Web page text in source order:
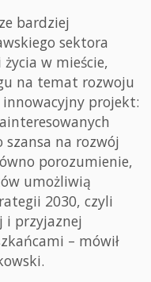
bardziej
sektora
życia w mieście,
na temat rozwoju
projekt:
szansa na rozwój
porozumienie,
umożliwią
2030, czyli
i przyjaznej
– mówił